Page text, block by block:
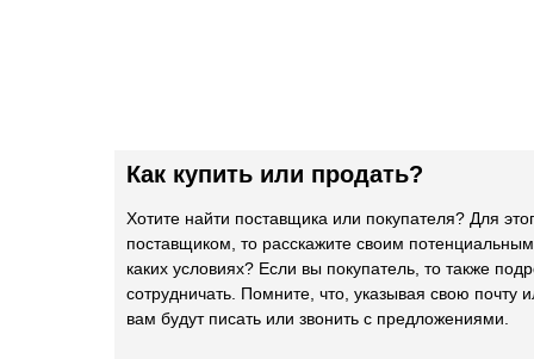
Как купить или продать?
Хотите найти поставщика или покупателя? Для
поставщиком, то расскажите своим
каких условиях? Если вы покупатель, то также
сотрудничать. Помните, что, указывая свою почту
вам будут писать или звонить с предложениями.